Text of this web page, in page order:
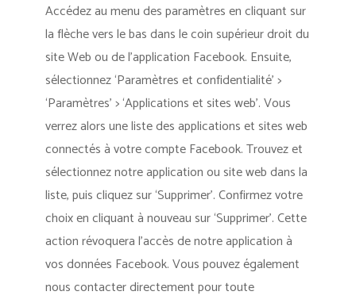
Accédez au menu des paramètres en cliquant sur
la flèche vers le bas dans le coin supérieur droit du
site Web ou de l’application Facebook. Ensuite,
sélectionnez ‘Paramètres et confidentialité’ >
‘Paramètres’ > ‘Applications et sites web’. Vous
verrez alors une liste des applications et sites web
connectés à votre compte Facebook. Trouvez et
sélectionnez notre application ou site web dans la
liste, puis cliquez sur ‘Supprimer’. Confirmez votre
choix en cliquant à nouveau sur ‘Supprimer’. Cette
action révoquera l’accès de notre application à
vos données Facebook. Vous pouvez également
nous contacter directement pour toute